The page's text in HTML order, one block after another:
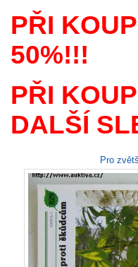
PŘI
50%!!!
PŘI
DALŠÍ
Pro